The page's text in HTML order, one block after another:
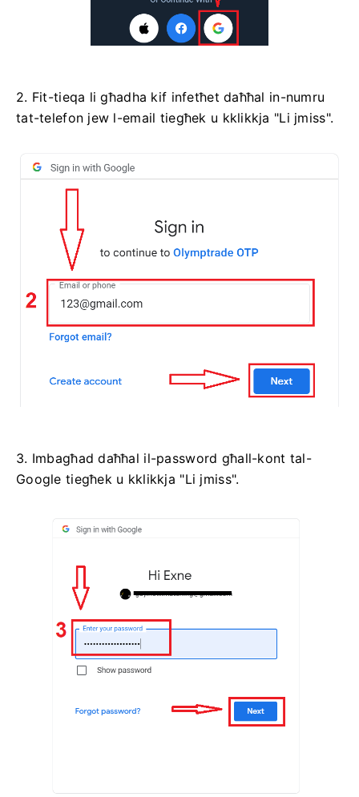
2. Fit-tieqa li għadha kif infetħet daħħal in-numru
tat-telefon jew l-email tiegħek u kklikkja "Li jmiss".
3. Imbagħad daħħal il-password għall-kont tal-
Google tiegħek u kklikkja "Li jmiss".